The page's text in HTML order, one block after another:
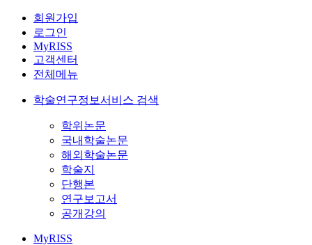
회원가입
로그인
MyRISS
고객센터
전체메뉴
학술연구정보서비스 검색
학위논문
국내학술논문
해외학술논문
학술지
단행본
연구보고서
공개강의
MyRISS